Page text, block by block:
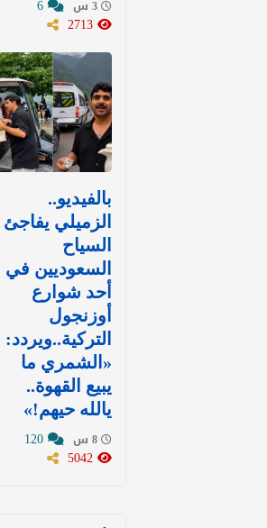
بالفيديو..
الزميلي يفاجئ
السياح
السعوديين في
أحد شوارع
أوزنجول
التركية..ويردد:
«الشمري ما
يبيع القهوة..
يالله حيهم!»